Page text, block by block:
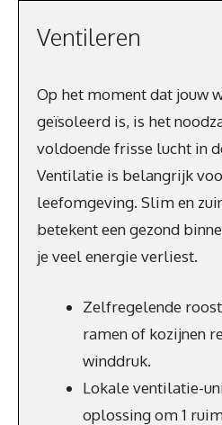
Ventileren
Op het moment dat jouw
geïsoleerd is, is het
voldoende frisse lucht in
Ventilatie is belangrijk
leefomgeving. Slim en
betekent een gezond
je veel energie verliest.
Zelfregelende
ramen of kozijnen
winddruk.
Lokale ventilatie-
oplossing om 1